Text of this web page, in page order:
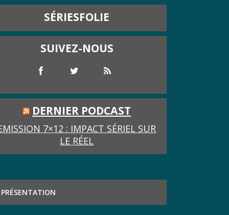
SÉRIESFOLIE
SUIVEZ-NOUS
DERNIER PODCAST
7×12 : IMPACT SÉRIEL SUR
LE RÉEL
PRÉSENTATION